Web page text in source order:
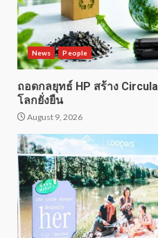
News People
ถอดกลยุทธ์ HP สร้าง
โลกยั่งยืน
August 9, 2026